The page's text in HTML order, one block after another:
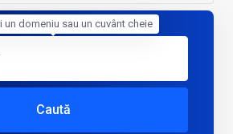
Caută
un domeniu sau un cuvânt cheie